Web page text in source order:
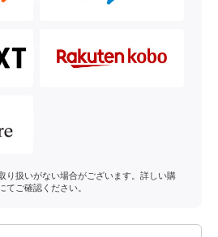
り扱いがない場合がございます。詳しい購
てご確認ください。